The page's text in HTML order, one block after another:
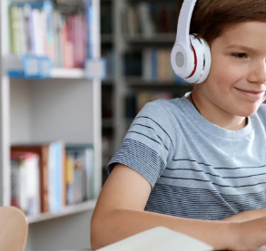
Карьерная консультация
Выбрать удобное время для звонка
СтажировкиДетские курсы
Отзывы Выпускники
КонтактыОплатаСертификат
Аудиокнига QAПолитика
©2016 - 2025 PASV. All rights